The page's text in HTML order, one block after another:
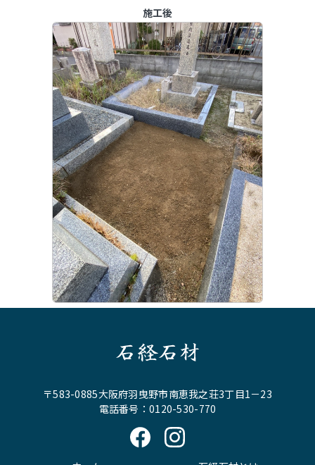
施工後
〒583-0885大阪府羽曳野市南恵我之荘3丁目1－23
電話番号：0120-530-770